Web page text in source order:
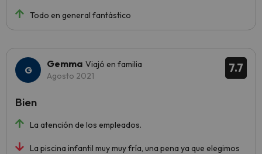
Todo en general fantástico
7.7
Gemma Viajó en familia
Agosto 2021
La atención de los empleados.
La piscina infantil muy muy fría, una pena ya que elegimos
Bien